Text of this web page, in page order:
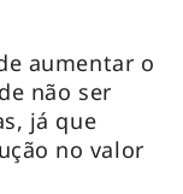
aumentar o
não ser
já que
no valor